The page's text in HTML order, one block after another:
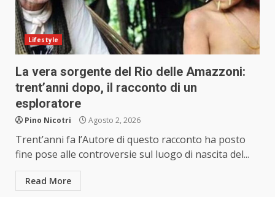
Lifestyle
La vera sorgente del Rio delle Amazzoni:
trent’anni dopo, il racconto di un
esploratore
Pino Nicotri Agosto 2, 2026
Trent’anni fa l’Autore di questo racconto ha posto
fine pose alle controversie sul luogo di nascita del...
Read More